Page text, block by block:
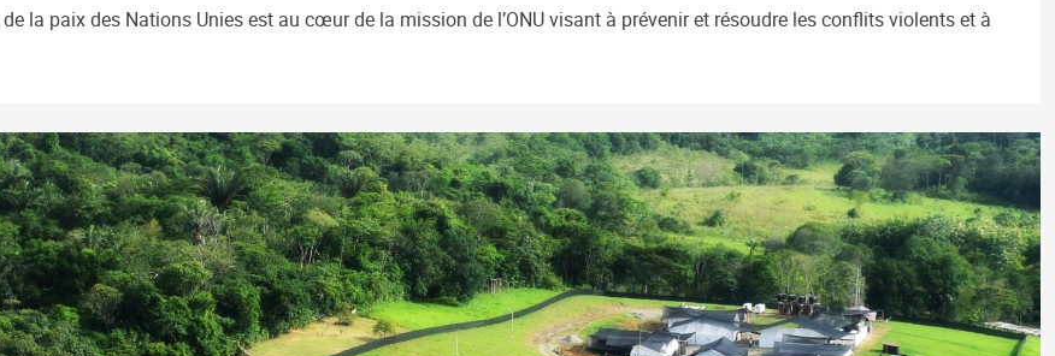
la paix des Nations Unies est au cœur de la mission de l’ONU visant à prévenir et résoudre les conflits violents et à